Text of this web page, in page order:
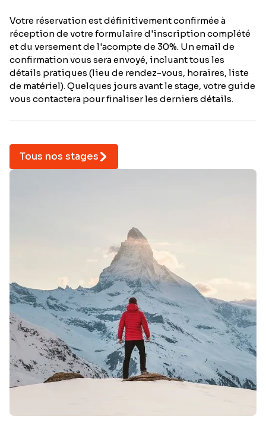
Votre réservation est définitivement confirmée à
réception de votre formulaire d'inscription complété
et du versement de l'acompte de 30%. Un email de
confirmation vous sera envoyé, incluant tous les
détails pratiques (lieu de rendez-vous, horaires, liste
de matériel). Quelques jours avant le stage, votre guide
vous contactera pour finaliser les derniers détails.
Tous nos stages